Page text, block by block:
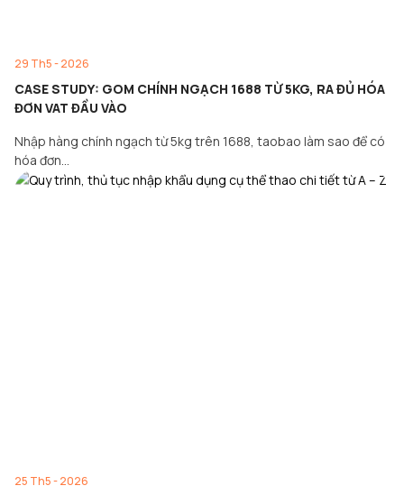
29 Th5 - 2026
CASE STUDY: GOM CHÍNH NGẠCH 1688 TỪ 5KG, RA ĐỦ HÓA
ĐƠN VAT ĐẦU VÀO
Nhập hàng chính ngạch từ 5kg trên 1688, taobao làm sao để có
hóa đơn…
25 Th5 - 2026